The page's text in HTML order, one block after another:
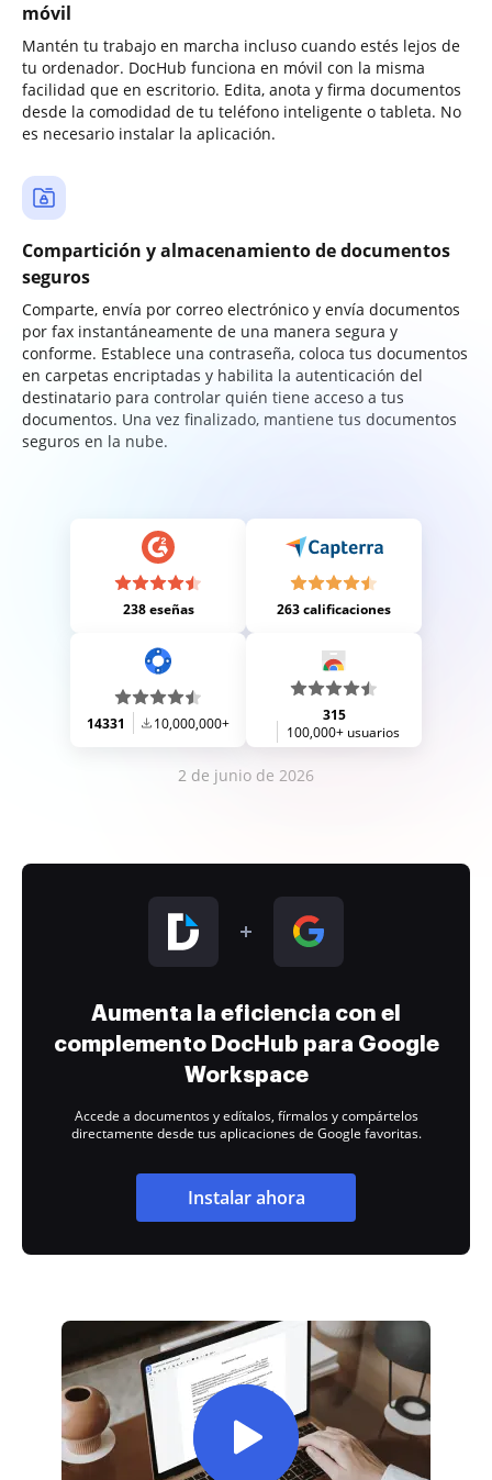
móvil
Mantén tu trabajo en marcha incluso cuando estés lejos de
tu ordenador. DocHub funciona en móvil con la misma
facilidad que en escritorio. Edita, anota y firma documentos
desde la comodidad de tu teléfono inteligente o tableta. No
es necesario instalar la aplicación.
Compartición y almacenamiento de documentos
seguros
Comparte, envía por correo electrónico y envía documentos
por fax instantáneamente de una manera segura y
conforme. Establece una contraseña, coloca tus documentos
en carpetas encriptadas y habilita la autenticación del
destinatario para controlar quién tiene acceso a tus
documentos. Una vez finalizado, mantiene tus documentos
seguros en la nube.
238 eseñas 263 calificaciones
14331 10,000,000+
315
100,000+ usuarios
2 de junio de 2026
Aumenta la eficiencia con el
complemento DocHub para Google
Workspace
Accede a documentos y edítalos, fírmalos y compártelos
directamente desde tus aplicaciones de Google favoritas.
Instalar ahora